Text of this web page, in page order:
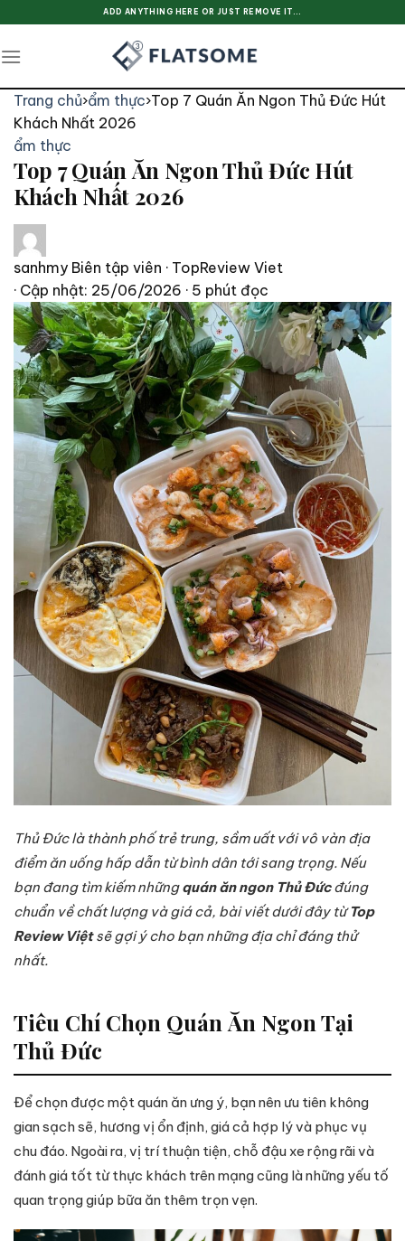
content
ADD ANYTHING HERE OR JUST REMOVE IT...
Trang chủ›ẩm thực›Top 7 Quán Ăn Ngon Thủ Đức Hút
Khách Nhất 2026
ẩm thực
Top 7 Quán Ăn Ngon Thủ Đức Hút
Khách Nhất 2026
sanhmy Biên tập viên · TopReview Viet
· Cập nhật: 25/06/2026 · 5 phút đọc
Thủ Đức là thành phố trẻ trung, sầm uất với vô vàn địa
điểm ăn uống hấp dẫn từ bình dân tới sang trọng. Nếu
bạn đang tìm kiếm nhữngquán ăn ngon Thủ Đứcđúng
chuẩn về chất lượng và giá cả, bài viết dưới đây từTop
Review Việtsẽ gợi ý cho bạn những địa chỉ đáng thử
nhất.
Tiêu Chí Chọn Quán Ăn Ngon Tại
Thủ Đức
Để chọn được một quán ăn ưng ý, bạn nên ưu tiên không
gian sạch sẽ, hương vị ổn định, giá cả hợp lý và phục vụ
chu đáo. Ngoài ra, vị trí thuận tiện, chỗ đậu xe rộng rãi và
đánh giá tốt từ thực khách trên mạng cũng là những yếu tố
quan trọng giúp bữa ăn thêm trọn vẹn.